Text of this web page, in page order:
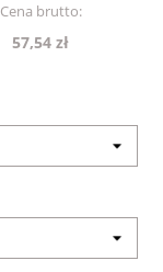
Cena brutto:
57,54 zł